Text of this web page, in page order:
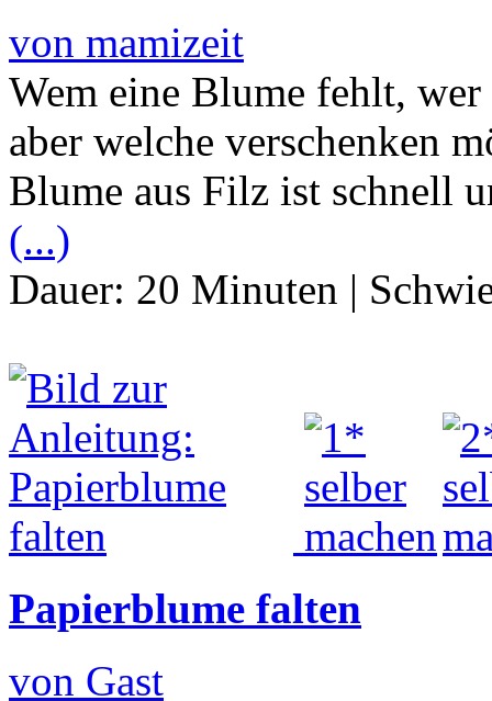
von mamizeit
Wem eine Blume fehlt,
aber welche verschenken
Blume aus Filz ist schnell
(...)
Dauer: 20 Minuten |
Papierblume falten
von Gast